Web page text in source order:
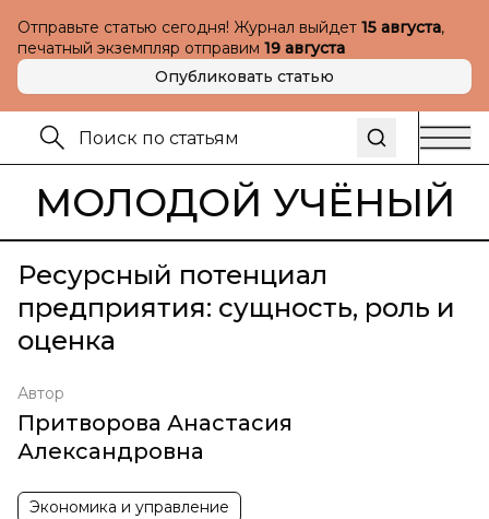
Отправьте статью сегодня! Журнал выйдет 15 августа,
печатный экземпляр отправим 19 августа
Опубликовать статью
МОЛОДОЙ УЧЁНЫЙ
Ресурсный потенциал
предприятия: сущность, роль и
оценка
Автор
Притворова Анастасия
Александровна
Экономика и управление